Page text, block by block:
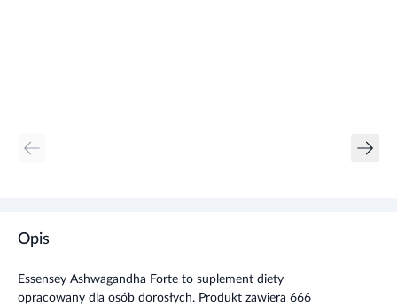
Opis
Essensey Ashwagandha Forte to suplement diety
opracowany dla osób dorosłych. Produkt zawiera 666